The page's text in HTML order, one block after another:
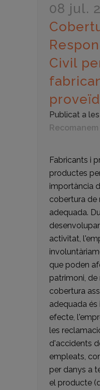
08 jul.
Civil
Publicat a
Recomanem
Fabricants i
productes
importància
cobertura de
adequada.
activitat,
que poden
patrimoni, de
cobertura
adequada és
efecte,
les
d'accidents
empleats,
per danys a
el producte